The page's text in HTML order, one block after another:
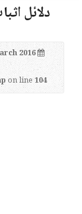
دلائل
Sunday 27 March 2016
on line104